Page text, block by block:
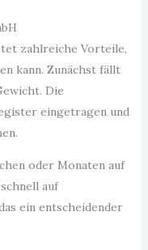
zahlreiche Vorteile,
kann. Zunächst fällt
Die
eingetragen und
oder Monaten auf
auf
ein entscheidender